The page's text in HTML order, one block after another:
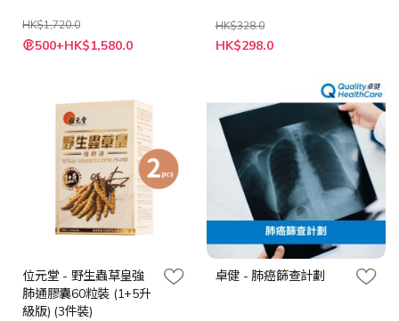
HK$1,720.0
特
殊 500+HK$1,580.0
HK$328.0
特
殊
HK$298.0
位元堂 - 野生蟲草皇強
肺通膠囊60粒裝 (1+5升
級版) (3件裝)
卓健 - 肺癌篩查計劃